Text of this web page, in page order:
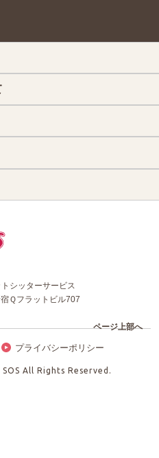
シッターサービス
Ｑフラットビル707
プライバシーポリシー
All Rights Reserved.
ページ上部へ